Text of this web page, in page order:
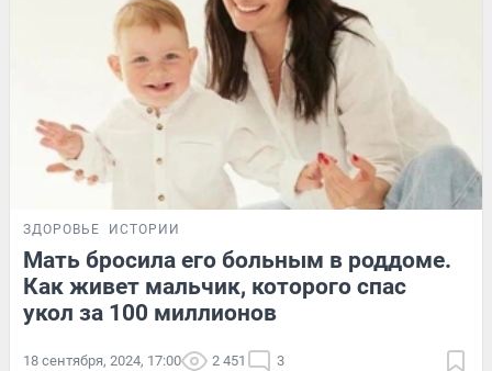
ЗДОРОВЬЕ ИСТОРИИ
Мать бросила его больным в роддоме.
Как живет мальчик, которого спас
укол за 100 миллионов
18 сентября, 2024, 17:00 2 451 3